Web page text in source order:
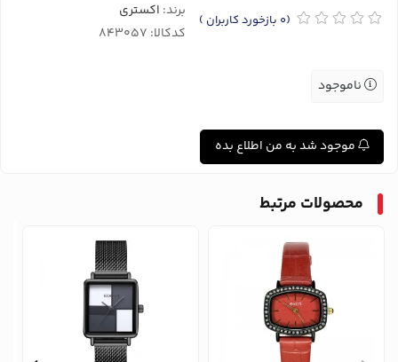
(0 بازخورد کاربران ) برند: اکستری
کدکالا:
ناموجود
موجود شد به من اطلاع بده
محصولات مرتبط